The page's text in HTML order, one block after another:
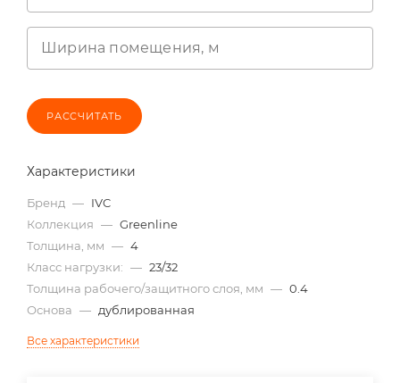
Ширина помещения, м
РАССЧИТАТЬ
Характеристики
Бренд — IVC
Коллекция — Greenline
Толщина, мм — 4
Класс нагрузки: — 23/32
Толщина рабочего/защитного слоя, мм — 0.4
Основа — дублированная
Все характеристики